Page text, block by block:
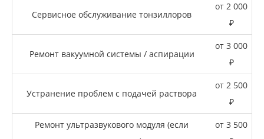
Сервисное обслуживание тонзиллоров
от 2 000
₽
Ремонт вакуумной системы / аспирации
от 3 000
₽
Устранение проблем с подачей раствора
от 2 500
₽
Ремонт ультразвукового модуля (если
от 3 500